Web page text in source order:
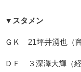
▼ スタメン
ＧＫ 21坪井湧也（
ＤＦ ３深澤大輝（経